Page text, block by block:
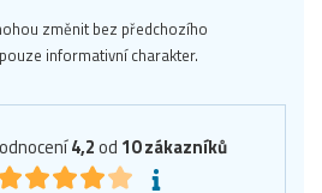
změnit bez předchozího
informativní charakter.
4,2od 10zákazníků